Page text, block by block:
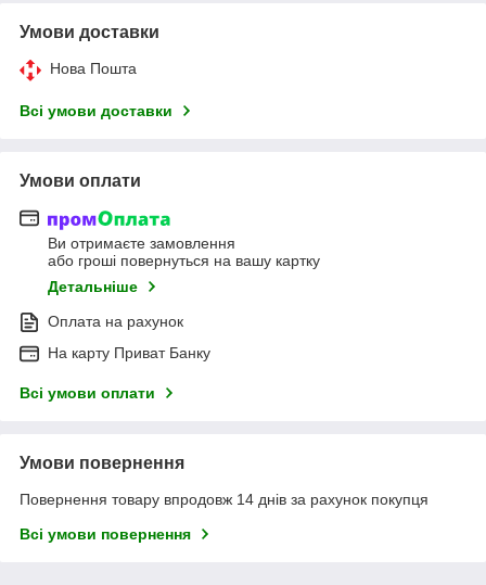
Умови доставки
Нова Пошта
Всі умови доставки
Умови оплати
Ви отримаєте замовлення
або гроші повернуться на вашу картку
Детальніше
Оплата на рахунок
На карту Приват Банку
Всі умови оплати
Умови повернення
Повернення товару впродовж 14 днів за рахунок покупця
Всі умови повернення